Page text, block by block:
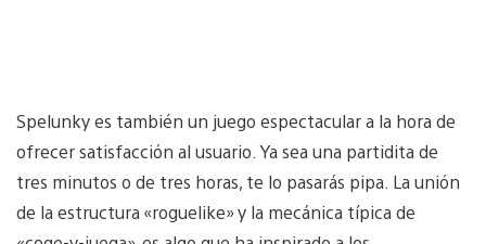
Spelunky es también un juego espectacular a la hora de
ofrecer satisfacción al usuario. Ya sea una partidita de
tres minutos o de tres horas, te lo pasarás pipa. La unión
de la estructura «roguelike» y la mecánica típica de